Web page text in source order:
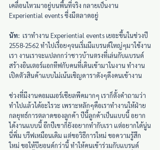
เคลื่อนไหวมาอยู่บนพื้นที่จริง กลายเป็นงาน
Experiential events ซึ่งมีตลาดอยู่
นัท: เราทำงาน Experiential events เยอะขึ้นในช่วงปี
2558-2562 ทำไปเรื่อยๆจนเริ่มมีแบรนด์ใหญ่ๆมาใช้งาน
เรา งานเราจะแปลกกว่าชาวบ้านตรงที่เล่นกับแบรนด์
สร้างอินเตอร์แอกทีฟกับคนที่เดินเข้ามาในงาน ทำงาน
เปิดตัวสินค้าแบบไม่เน้นเชิญดาราดังๆดึงคนเข้างาน
ช่วงที่มีงานคอมเมอร์เชียลพีคมากๆ เราก็ตั้งคำถามว่า
ทำไปแล้วได้อะไรวะ เพราะหลักๆคือเราทำงานให้ฝ่าย
กลยุทธ์การตลาดของลูกค้า ปีนี้ลูกค้าเป็นแบบนี้ อยาก
ได้งานแบบนี้ อีกปีเขาก็ยังอยากทำกับเรา แต่อยากได้นู่น
นี่พิ่ม บรีฟเหมือนเดิม แต่ขอวิธีการใหม่ ขอความรู้สึก
ใหม่ ขอให้บียอนด์กว่านี้ ทำให้คนเข้าร่วมกับแบรนด์